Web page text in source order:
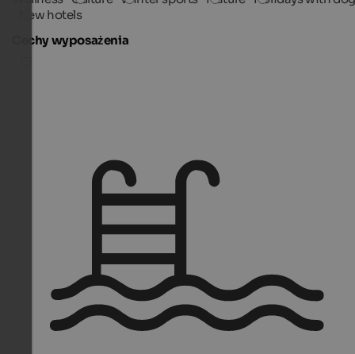
New hotels
Cechy wyposażenia